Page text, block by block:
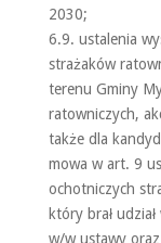
2030;
6.9. ustalenia
strażaków
terenu Gminy
ratowniczych,
także dla
mowa w art. 9
ochotniczych
który brał
w/w ustawy